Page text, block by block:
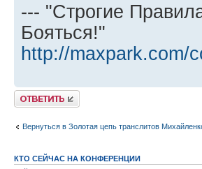
--- "Строгие
Бояться!"
http://maxpark.com/
Ответить
Вернуться в Золотая цепь транслитов
КТО СЕЙЧАС НА КОНФЕРЕНЦИИ